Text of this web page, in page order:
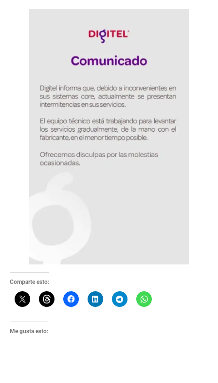
Comparte esto:
Me gusta esto: